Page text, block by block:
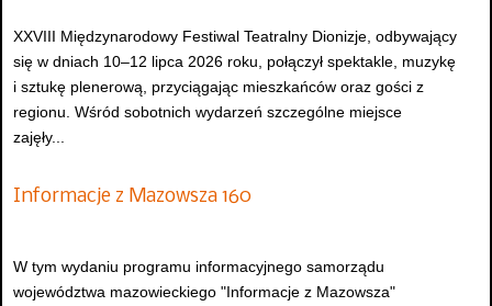
XXVIII Międzynarodowy Festiwal Teatralny Dionizje, odbywający
się w dniach 10–12 lipca 2026 roku, połączył spektakle, muzykę
i sztukę plenerową, przyciągając mieszkańców oraz gości z
regionu. Wśród sobotnich wydarzeń szczególne miejsce
zajęły...
Informacje z Mazowsza 160
W tym wydaniu programu informacyjnego samorządu
województwa mazowieckiego "Informacje z Mazowsza"